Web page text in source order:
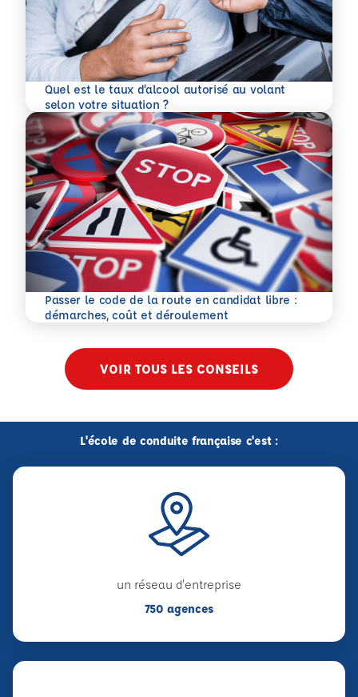
Quel est le taux d’alcool autorisé au volant
selon votre situation ?
En savoir plus
Passer le code de la route en candidat libre :
démarches, coût et déroulement
En savoir plus
VOIR TOUS LES CONSEILS
L'école de conduite française c'est :
un réseau d'entreprise
750 agences